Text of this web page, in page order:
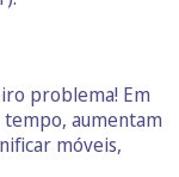
problema! Em
tempo, aumentam
móveis,